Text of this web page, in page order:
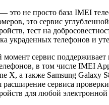
это не просто база IMEI
это сервис
тест на
украденных телефонов и
момент сервис
в том числе IMEI
X, а также Samsung Galaxy
расширение сервиса
для любой